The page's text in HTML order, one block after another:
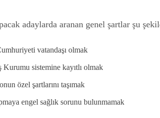
adaylarda aranan genel şartlar şu
vatandaşı olmak
sistemine kayıtlı olmak
özel şartlarını taşımak
engel sağlık sorunu bulunmamak